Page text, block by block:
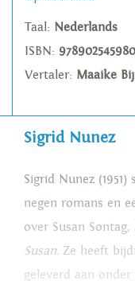
Taal: Nederlands
ISBN:
Vertaler: Maaike
Sigrid Nunez
Sigrid Nunez (1951)
negen romans en
over Susan Sontag,
Susan. Ze heeft
geleverd aan onder